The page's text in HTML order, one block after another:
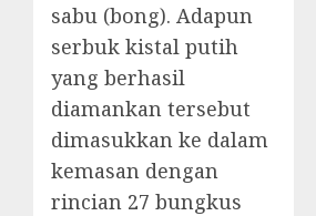
sabu (bong). Adapun
serbuk kistal putih
yang berhasil
diamankan tersebut
dimasukkan ke dalam
kemasan dengan
rincian 27 bungkus